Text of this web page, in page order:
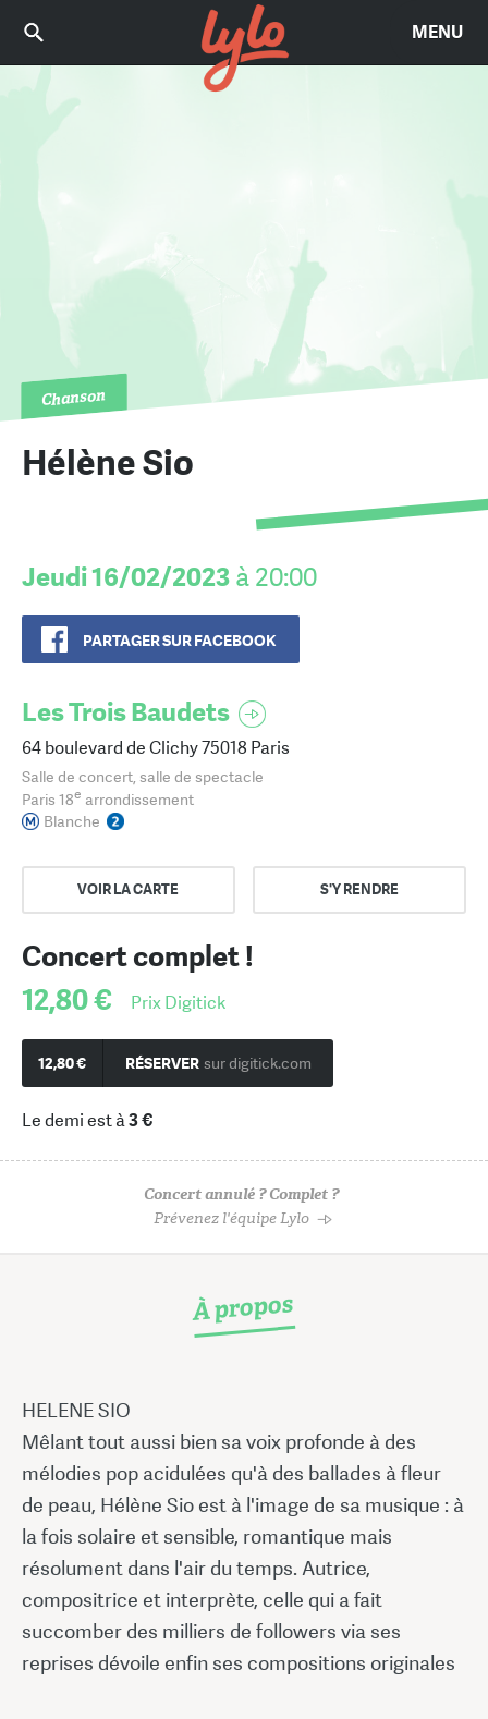
MENU
Chanson
Hélène Sio
Jeudi 16/02/2023 à 20:00
PARTAGER SUR FACEBOOK
Les Trois Baudets
64 boulevard de Clichy 75018 Paris
Salle de concert, salle de spectacle
Paris 18e arrondissement
Blanche
VOIR LA CARTE S'Y RENDRE
Concert complet !
12,80 €
Prix Digitick
12,80 € RÉSERVER sur digitick.com
Le demi est à3 €
Concert annulé ? Complet ?
Prévenez l'équipe Lylo
À propos
HELENE SIO
Mêlant tout aussi bien sa voix profonde à des
mélodies pop acidulées qu'à des ballades à fleur
de peau, Hélène Sio est à l'image de sa musique : à
la fois solaire et sensible, romantique mais
résolument dans l'air du temps. Autrice,
compositrice et interprète, celle qui a fait
succomber des milliers de followers via ses
reprises dévoile enfin ses compositions originales